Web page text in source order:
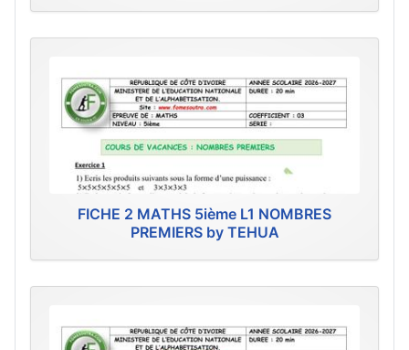
FICHE 2 MATHS 5ième L1 NOMBRES
PREMIERS by TEHUA